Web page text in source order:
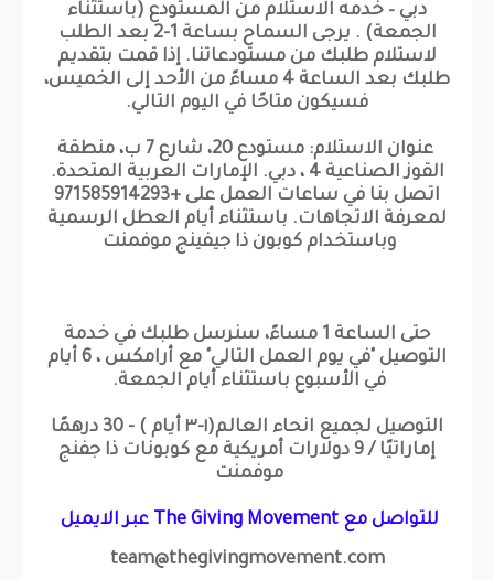
دبي – خدمه الاستلام من المستودع (باستثناء
الجمعة) . يرجى السماح بساعة 1-2 بعد الطلب
لاستلام طلبك من مستودعاتنا. إذا قمت بتقديم
طلبك بعد الساعة 4 مساءً من الأحد إلى الخميس،
فسيكون متاحًا في اليوم التالي.
عنوان الاستلام: مستودع 20، شارع 7 ب، منطقة
القوز الصناعية 4 ، دبي. الإمارات العربية المتحدة.
اتصل بنا في ساعات العمل على +971585914293
لمعرفة الاتجاهات. باستثناء أيام العطل الرسمية
وباستخدام كوبون ذا جيفينج موفمنت
حتى الساعة 1 مساءً، سنرسل طلبك في خدمة
التوصيل "في يوم العمل التالي" مع أرامكس ، 6 أيام
في الأسبوع باستثناء أيام الجمعة.
التوصيل لجميع انحاء العالم(١-٣ أيام ) - 30 درهمًا
إماراتيًا / 9 دولارات أمريكية مع كوبونات ذا جفنج
موفمنت
للتواصل مع The Giving Movement عبر الايميل
team@thegivingmovement.com